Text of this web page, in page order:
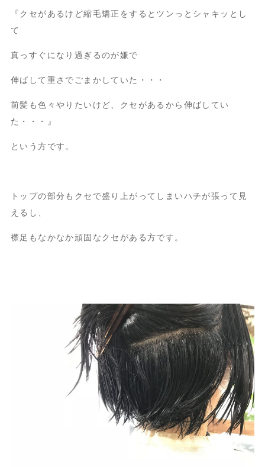
『クセがあるけど縮毛矯正をするとツンっとシャキッとし
て
真っすぐになり過ぎるのが嫌で
伸ばして重さでごまかしていた・・・
前髪も色々やりたいけど、クセがあるから伸ばしてい
た・・・』
という方です。
トップの部分もクセで盛り上がってしまいハチが張って見
えるし、
襟足もなかなか頑固なクセがある方です。